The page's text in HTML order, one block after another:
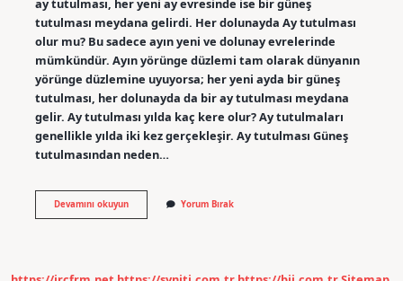
ay tutulması, her yeni ay evresinde ise bir güneş
tutulması meydana gelirdi. Her dolunayda Ay tutulması
olur mu? Bu sadece ayın yeni ve dolunay evrelerinde
mümkündür. Ayın yörünge düzlemi tam olarak dünyanın
yörünge düzlemine uyuyorsa; her yeni ayda bir güneş
tutulması, her dolunayda da bir ay tutulması meydana
gelir. Ay tutulması yılda kaç kere olur? Ay tutulmaları
genellikle yılda iki kez gerçekleşir. Ay tutulması Güneş
tutulmasından neden…
Devamını okuyunAy
Tutulması
Yorum Bırak